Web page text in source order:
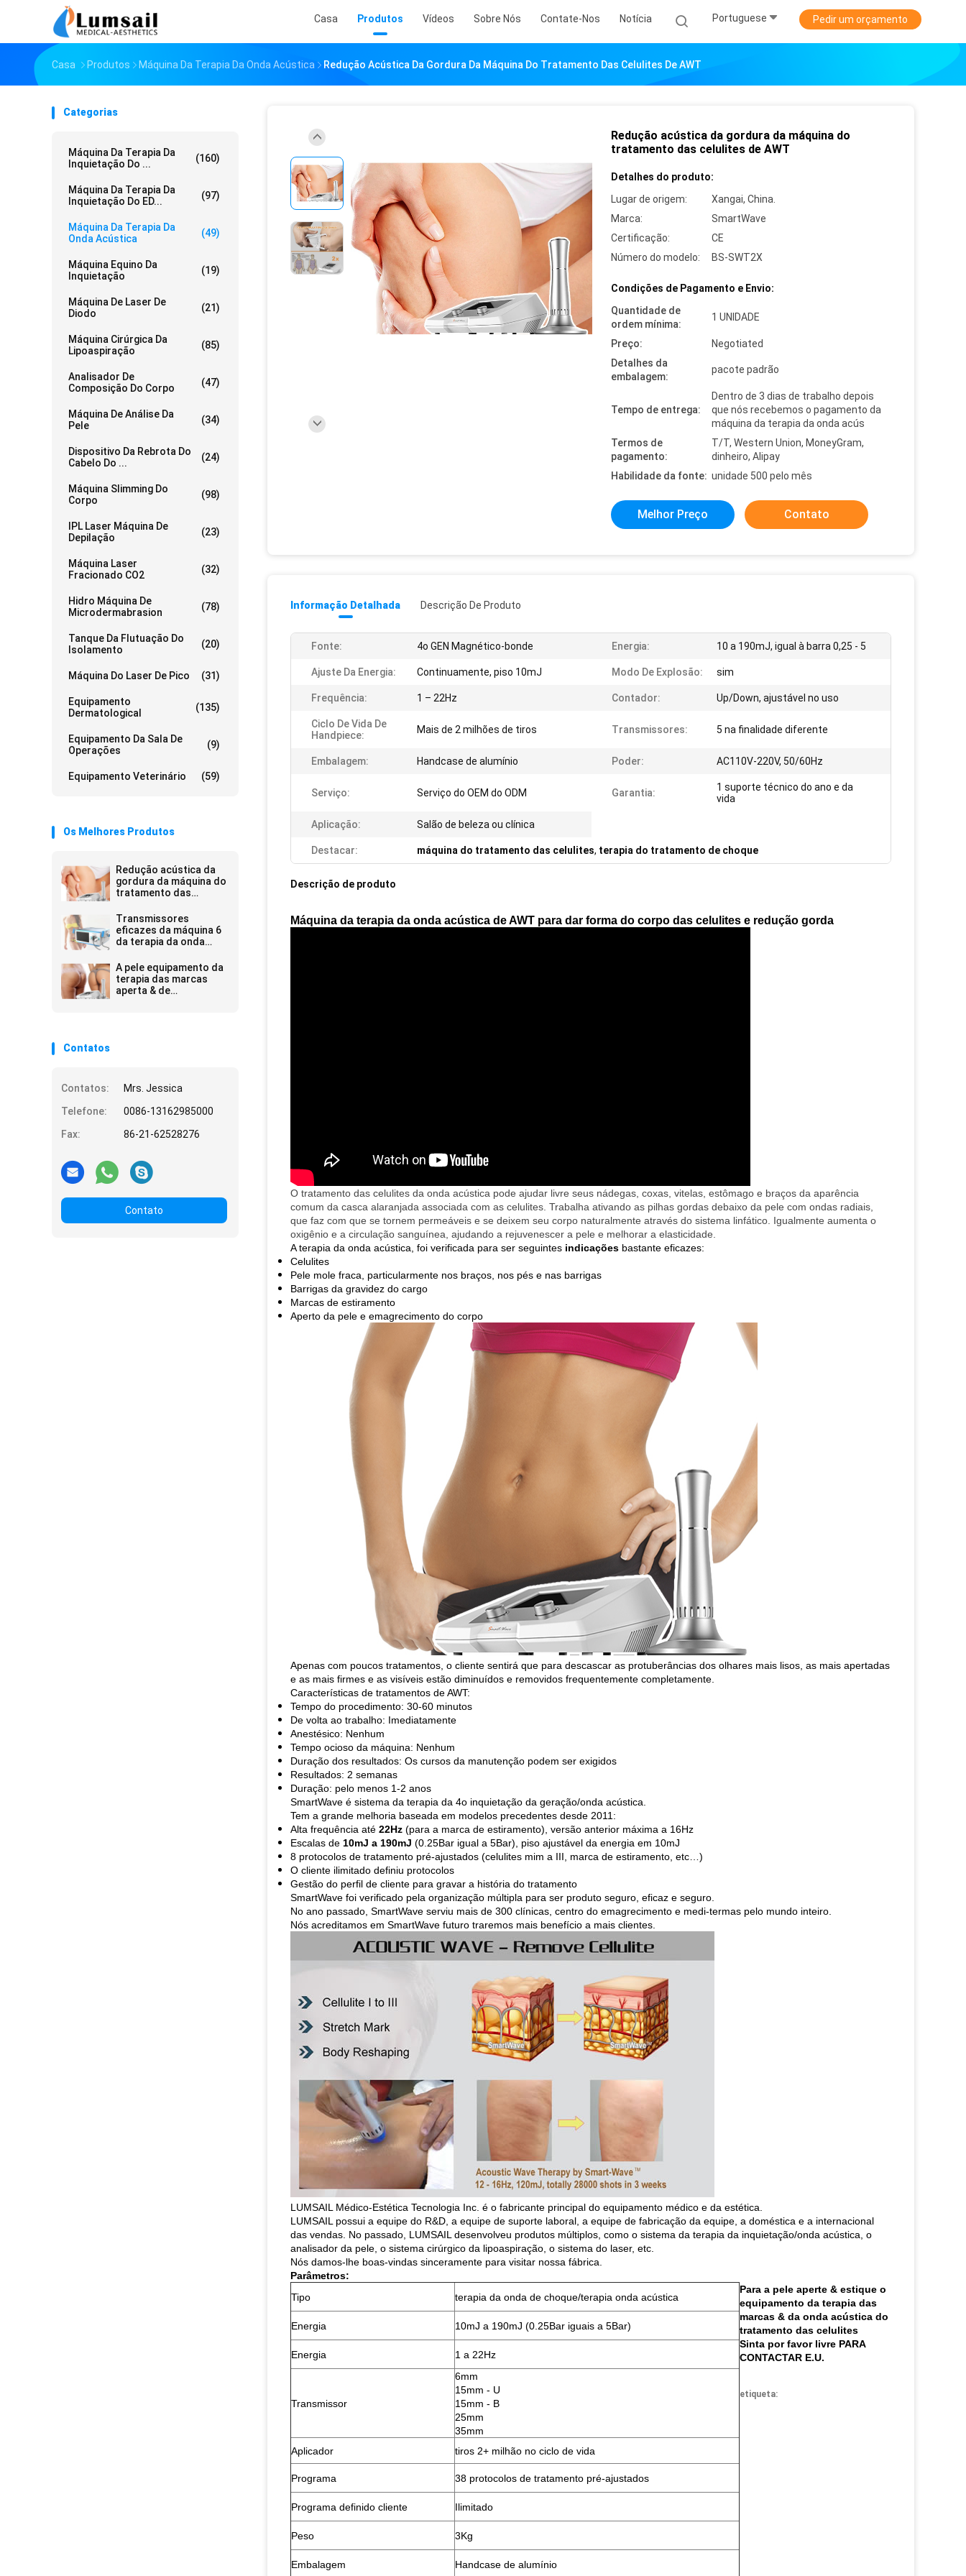
Casa Produtos Vídeos Sobre Nós Contate-Nos Notícia Portuguese Pedir um orçamento
Casa Produtos Máquina Da Terapia Da Onda Acústica Redução Acústica Da Gordura Da Máquina Do Tratamento Das Celulites De AWT
Categorias
Máquina Da Terapia Da
Inquietação Do ...
(160)
Máquina Da Terapia Da
Inquietação Do ED...
(97)
Máquina Da Terapia Da
Onda Acústica
(49)
Máquina Equino Da
Inquietação
(19)
Máquina De Laser De
Diodo
(21)
Máquina Cirúrgica Da
Lipoaspiração
(85)
Analisador De
Composição Do Corpo
(47)
Máquina De Análise Da
Pele
(34)
Dispositivo Da Rebrota Do
Cabelo Do ...
(24)
Máquina Slimming Do
Corpo
(98)
IPL Laser Máquina De
Depilação
(23)
Máquina Laser
Fracionado CO2
(32)
Hidro Máquina De
Microdermabrasion
(78)
Tanque Da Flutuação Do
Isolamento
(20)
Máquina Do Laser De Pico (31)
Equipamento
Dermatological
(135)
Equipamento Da Sala De
Operações
(9)
Equipamento Veterinário (59)
Os Melhores Produtos
Redução acústica da
gordura da máquina do
tratamento das
Transmissores
eficazes da máquina 6
da terapia da onda
milhão tiros
A pele equipamento da
terapia das marcas
aperta & de
Contatos
Contatos:
Mrs. Jessica
Telefone:
0086-13162985000
Fax:
86-21-62528276
Contato
Redução acústica da gordura da máquina do
tratamento das celulites de AWT
Detalhes do produto:
Lugar de origem:
Xangai, China.
Marca:
SmartWave
Certificação:
CE
Número do modelo:
BS-SWT2X
Condições de Pagamento e Envio:
Quantidade de
ordem mínima:
1 UNIDADE
Preço:
Negotiated
Detalhes da
embalagem:
pacote padrão
Tempo de entrega:
Dentro de 3 dias de trabalho depois
que nós recebemos o pagamento da
máquina da terapia da onda acús
Termos de
pagamento:
T/T, Western Union, MoneyGram,
dinheiro, Alipay
Habilidade da fonte: unidade 500 pelo mês
Melhor Preço Contato
Informação Detalhada Descrição De Produto
Fonte: 4o GEN Magnético-bonde Energia: 10 a 190mJ, igual à barra 0,25 - 5
Ajuste Da Energia: Continuamente, piso 10mJ Modo De Explosão: sim
Frequência: 1 – 22Hz Contador: Up/Down, ajustável no uso
Ciclo De Vida De
Handpiece:
Mais de 2 milhões de tiros Transmissores: 5 na finalidade diferente
Embalagem: Handcase de alumínio Poder: AC110V-220V, 50/60Hz
Serviço: Serviço do OEM do ODM Garantia:
1 suporte técnico do ano e da
vida
Aplicação: Salão de beleza ou clínica
Destacar: máquina do tratamento das celulites, terapia do tratamento de choque
Descrição de produto
Máquina da terapia da onda acústica de AWT para dar forma do corpo das celulites e redução gorda
O tratamento das celulites da onda acústica pode ajudar livre seus nádegas, coxas, vitelas, estômago e braços da aparência
comum da casca alaranjada associada com as celulites. Trabalha ativando as pilhas gordas debaixo da pele com ondas radiais,
que faz com que se tornem permeáveis e se deixem seu corpo naturalmente através do sistema linfático. Igualmente aumenta o
oxigênio e a circulação sanguínea, ajudando a rejuvenescer a pele e melhorar a elasticidade.
A terapia da onda acústica, foi verificada para ser seguintes indicações bastante eficazes:
Celulites
Pele mole fraca, particularmente nos braços, nos pés e nas barrigas
Barrigas da gravidez do cargo
Marcas de estiramento
Aperto da pele e emagrecimento do corpo
Apenas com poucos tratamentos, o cliente sentirá que para descascar as protuberâncias dos olhares mais lisos, as mais apertadas
e as mais firmes e as visíveis estão diminuídos e removidos frequentemente completamente.
Características de tratamentos de AWT:
Tempo do procedimento: 30-60 minutos
De volta ao trabalho: Imediatamente
Anestésico: Nenhum
Tempo ocioso da máquina: Nenhum
Duração dos resultados: Os cursos da manutenção podem ser exigidos
Resultados: 2 semanas
Duração: pelo menos 1-2 anos
SmartWave é sistema da terapia da 4o inquietação da geração/onda acústica.
Tem a grande melhoria baseada em modelos precedentes desde 2011:
Alta frequência até 22Hz (para a marca de estiramento), versão anterior máxima a 16Hz
Escalas de 10mJ a 190mJ (0.25Bar igual a 5Bar), piso ajustável da energia em 10mJ
8 protocolos de tratamento pré-ajustados (celulites mim a III, marca de estiramento, etc…)
O cliente ilimitado definiu protocolos
Gestão do perfil de cliente para gravar a história do tratamento
SmartWave foi verificado pela organização múltipla para ser produto seguro, eficaz e seguro.
No ano passado, SmartWave serviu mais de 300 clínicas, centro do emagrecimento e medi-termas pelo mundo inteiro.
Nós acreditamos em SmartWave futuro traremos mais benefício a mais clientes.
LUMSAIL Médico-Estética Tecnologia Inc. é o fabricante principal do equipamento médico e da estética.
LUMSAIL possui a equipe do R&D, a equipe de suporte laboral, a equipe de fabricação da equipe, a doméstica e a internacional
das vendas. No passado, LUMSAIL desenvolveu produtos múltiplos, como o sistema da terapia da inquietação/onda acústica, o
analisador da pele, o sistema cirúrgico da lipoaspiração, o sistema do laser, etc.
Nós damos-lhe boas-vindas sinceramente para visitar nossa fábrica.
Parâmetros:
Tipo
terapia da onda de choque/terapia onda acústica
Energia 10mJ a 190mJ (0.25Bar iguais a 5Bar)
Energia 1 a 22Hz
Transmissor
6mm
15mm - U
15mm - B
25mm
35mm
Aplicador
tiros 2+ milhão no ciclo de vida
Programa 38 protocolos de tratamento pré-ajustados
Programa definido cliente Ilimitado
Peso 3Kg
Embalagem Handcase de alumínio
Para a pele aperte & estique o
equipamento da terapia das
marcas & da onda acústica do
tratamento das celulites
Sinta por favor livre PARA
CONTACTAR E.U.
etiqueta: